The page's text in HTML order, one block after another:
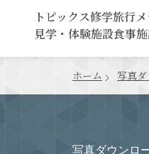
トピックス修学旅行
見学・体験施設食事
ホーム 写真
写真ダウンロ